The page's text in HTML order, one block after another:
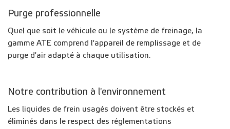
Purge professionnelle
Quel que soit le véhicule ou le système de freinage, la
gamme ATE comprend l'appareil de remplissage et de
purge d'air adapté à chaque utilisation.
Notre contribution à l'environnement
Les liquides de frein usagés doivent être stockés et
éliminés dans le respect des réglementations